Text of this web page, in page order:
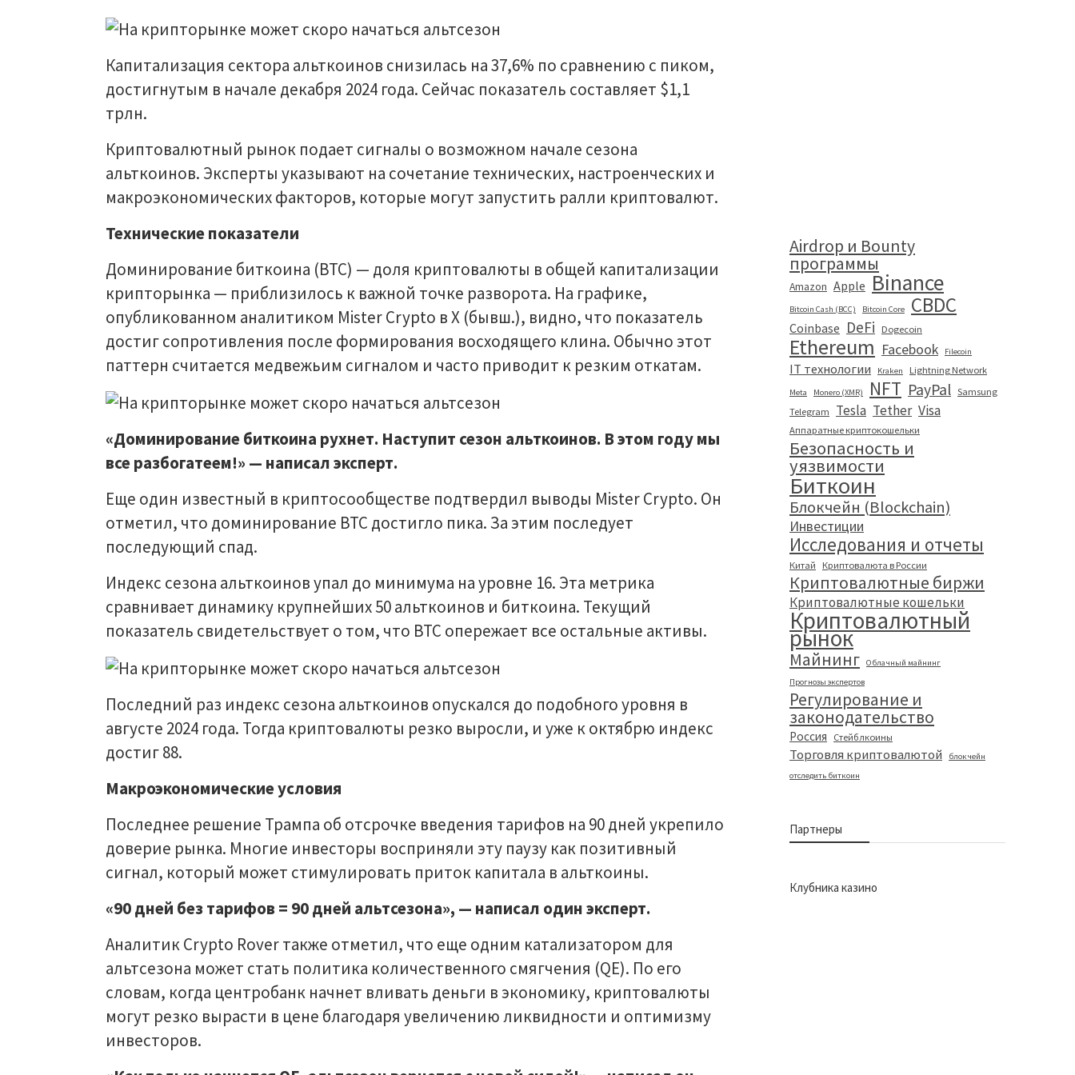
Капитализация сектора альткоинов снизилась на 37,6% по сравнению с пиком,
достигнутым в начале декабря 2024 года. Сейчас показатель составляет $1,1
трлн.
Криптовалютный рынок подает сигналы о возможном начале сезона
альткоинов. Эксперты указывают на сочетание технических, настроенческих и
макроэкономических факторов, которые могут запустить ралли криптовалют.
Технические показатели
Доминирование биткоина (BTC) — доля криптовалюты в общей капитализации
крипторынка — приблизилось к важной точке разворота. На графике,
опубликованном аналитиком Mister Crypto в X (бывш.), видно, что показатель
достиг сопротивления после формирования восходящего клина. Обычно этот
паттерн считается медвежьим сигналом и часто приводит к резким откатам.
«Доминирование биткоина рухнет. Наступит сезон альткоинов. В этом году мы
все разбогатеем!» — написал эксперт.
Еще один известный в криптосообществе подтвердил выводы Mister Crypto. Он
отметил, что доминирование BTC достигло пика. За этим последует
последующий спад.
Индекс сезона альткоинов упал до минимума на уровне 16. Эта метрика
сравнивает динамику крупнейших 50 альткоинов и биткоина. Текущий
показатель свидетельствует о том, что BTC опережает все остальные активы.
Последний раз индекс сезона альткоинов опускался до подобного уровня в
августе 2024 года. Тогда криптовалюты резко выросли, и уже к октябрю индекс
достиг 88.
Макроэкономические условия
Последнее решение Трампа об отсрочке введения тарифов на 90 дней укрепило
доверие рынка. Многие инвесторы восприняли эту паузу как позитивный
сигнал, который может стимулировать приток капитала в альткоины.
«90 дней без тарифов = 90 дней альтсезона», — написал один эксперт.
Аналитик Crypto Rover также отметил, что еще одним катализатором для
альтсезона может стать политика количественного смягчения (QE). По его
словам, когда центробанк начнет вливать деньги в экономику, криптовалюты
могут резко вырасти в цене благодаря увеличению ликвидности и оптимизму
инвесторов.
Airdrop и Bounty
программы
Amazon Apple Binance
Bitcoin Cash (BCC) Bitcoin Core CBDC
Coinbase DeFi Dogecoin
Ethereum Facebook Filecoin
IT технологии Kraken Lightning Network
Meta Monero (XMR) NFT PayPal Samsung
Telegram
Tesla Tether Visa
Аппаратные криптокошельки
Безопасность и
уязвимости
Биткоин
Блокчейн (Blockchain)
Инвестиции
Исследования и отчеты
Китай Криптовалюта в России
Криптовалютные биржи
Криптовалютные кошельки
Криптовалютный
рынок
Майнинг
Облачный майнинг
Прогнозы экспертов
Регулирование и
законодательство
Россия Стейблкоины
Торговля криптовалютой
блокчейн
отследить биткоин
Партнеры
Клубника казино